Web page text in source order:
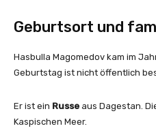
Geburtsort und
Hasbulla Magomedov kam im
Geburtstag ist nicht öffentlich
Er ist ein Russe aus Dagestan.
Kaspischen Meer.